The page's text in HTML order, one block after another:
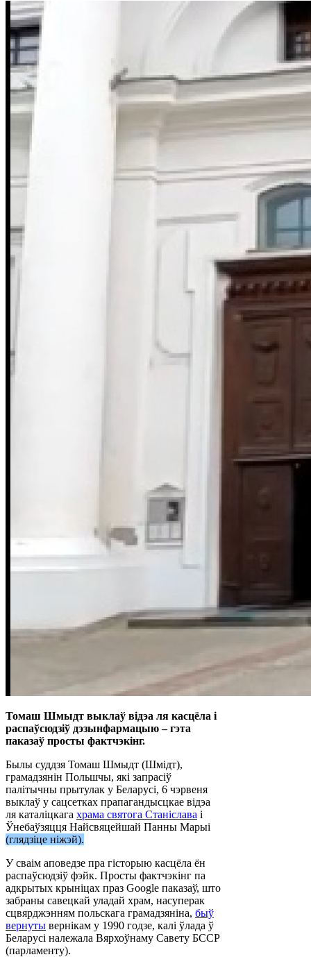
Томаш Шмыдт выклаў відэа ля касцёла і
распаўсюдзіў дэзынфармацыю – гэта
паказаў просты фактчэкінг.
Былы суддзя Томаш Шмыдт (Шмідт),
грамадзянін Польшчы, які запрасіў
палітычны прытулак у Беларусі, 6 чэрвеня
выклаў у сацсетках прапагандысцкае відэа
ля каталіцкага храма святога Станіслава і
Ўнебаўзяцця Найсвяцейшай Панны Марыі
(глядзіце ніжэй).
У сваім аповедзе пра гісторыю касцёла ён
распаўсюдзіў фэйк. Просты фактчэкінг па
адкрытых крыніцах праз Google паказаў, што
забраны савецкай уладай храм, насуперак
сцвярджэнням польскага грамадзяніна, быў
вернуты вернікам у 1990 годзе, калі ўлада ў
Беларусі належала Вярхоўнаму Савету БССР
(парламенту).